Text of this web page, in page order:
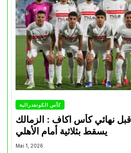
كأس الكونفدرالية
قبل نهائي كأس اكاف : الزمالك
Mai 1, 2026